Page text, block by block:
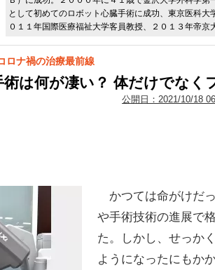
として初めてのロボット心臓手術に成功、東京医科
０１１年国際医療福祉大学客員教授、２０１３年帝京
ロナ禍の治療最前線
術は何が凄い？ 体だけでなく
公開日： 2021/10/18
かつては命がけだ
や手術技術の進展で
た。しかし、せっか
ようになったにもか